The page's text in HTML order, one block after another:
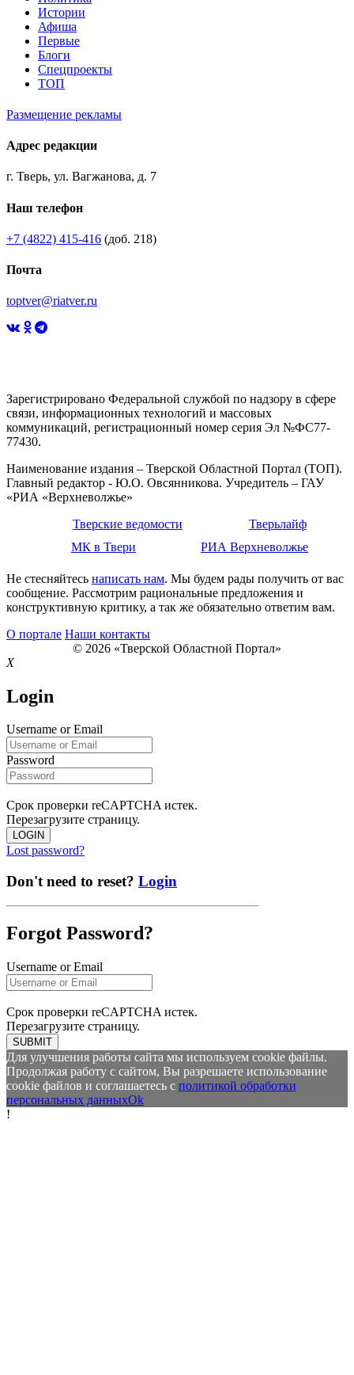
Истории
Афиша
Первые
Блоги
Спецпроекты
ТОП
Размещение рекламы
Адрес редакции
г. Тверь, ул. Вагжанова, д. 7
Наш телефон
+7 (4822) 415-416 (доб. 218)
Почта
toptver@riatver.ru
Зарегистрировано Федеральной службой по надзору в сфере
связи, информационных технологий и массовых
коммуникаций, регистрационный номер серия Эл №ФС77-
77430.
Наименование издания – Тверской Областной Портал (ТОП).
Главный редактор - Ю.О. Овсянникова. Учредитель – ГАУ
«РИА «Верхневолжье»
Тверские ведомости
Тверьлайф
МК в Твери
РИА Верхневолжье
Не стесняйтесь написать нам. Мы будем рады получить от вас
сообщение. Рассмотрим рациональные предложения и
конструктивную критику, а так же обязательно ответим вам.
О портале Наши контакты
© 2026 «Тверской Областной Портал»
X
Login
Username or Email
Password
Срок проверки reCAPTCHA истек.
Перезагрузите страницу.
LOGIN
Lost password?
Don't need to reset? Login
Forgot Password?
Username or Email
Срок проверки reCAPTCHA истек.
Перезагрузите страницу.
SUBMIT
Для улучшения работы сайта мы используем cookie файлы.
Продолжая работу с сайтом, Вы разрешаете использование
cookie файлов и соглашаетесь с политикой обработки
персональных данныхOk
!